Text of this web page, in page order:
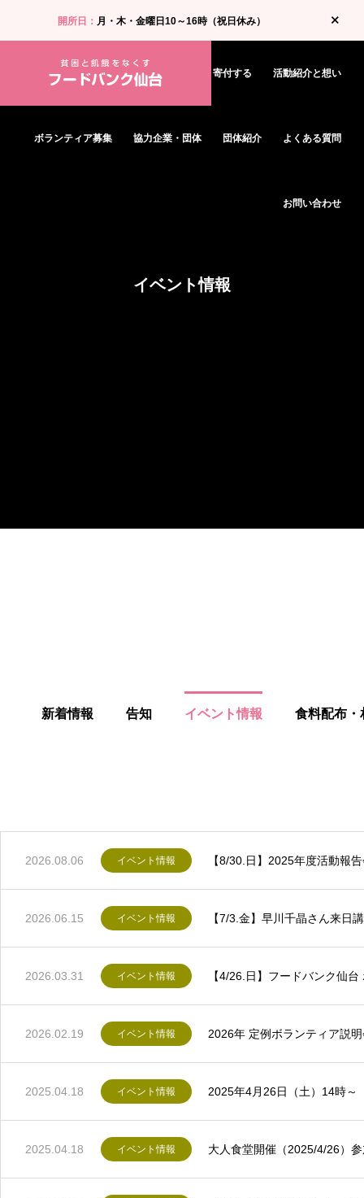
開所日： 月・木・金曜日10～16時（祝日休み）
お知らせ 食料支援・相談を受ける 寄付する 活動紹介と想い
ボランティア募集 協力企業・団体 団体紹介 よくある質問
お問い合わせ
イベント情報
新着情報 告知 イベント情報 食料配布・
2026.08.06 イベント情報 【8/30.日】2025年度活動報
2026.06.15 イベント情報 【7/3.金】早川千晶さん来日
2026.03.31 イベント情報 【4/26.日】フードバンク仙
2026.02.19 イベント情報 2026年 定例ボランティア説
2025.04.18 イベント情報 2025年4月26日（土）14時
2025.04.18 イベント情報 大人食堂開催（2025/4/26）